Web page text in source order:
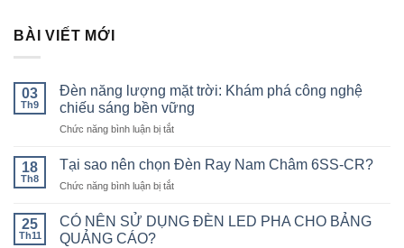
BÀI VIẾT MỚI
03
Th9
Đèn năng lượng mặt trời: Khám phá công nghệ
chiếu sáng bền vững
Chức năng bình luận bị tắtở
năng
mặt
Khám
18
Th8
Tại sao nên chọn Đèn Ray Nam Châm 6SS-CR?
Chức năng bình luận bị tắtở
sao
25
Th11
CÓ NÊN SỬ DỤNG ĐÈN LED PHA CHO BẢNG
QUẢNG CÁO?